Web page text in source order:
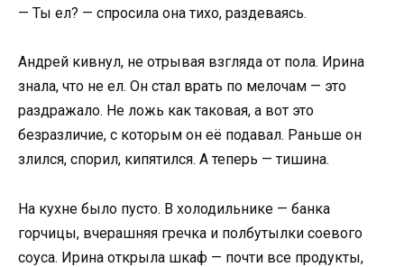
— Ты ел? — спросила она тихо, раздеваясь.
Андрей кивнул, не отрывая взгляда от пола. Ирина
знала, что не ел. Он стал врать по мелочам — это
раздражало. Не ложь как таковая, а вот это
безразличие, с которым он её подавал. Раньше он
злился, спорил, кипятился. А теперь — тишина.
На кухне было пусто. В холодильнике — банка
горчицы, вчерашняя гречка и полбутылки соевого
соуса. Ирина открыла шкаф — почти все продукты,